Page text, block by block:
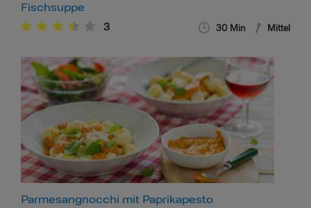
Fischsuppe
3 30 Min Mittel
Parmesangnocchi mit Paprikapesto